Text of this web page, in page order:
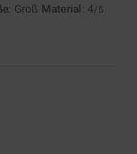
: Groß Material: 4/5